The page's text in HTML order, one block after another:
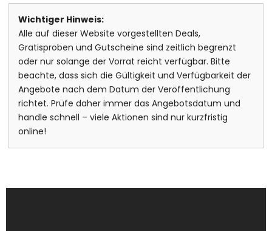
Wichtiger Hinweis:
Alle auf dieser Website vorgestellten Deals,
Gratisproben und Gutscheine sind zeitlich begrenzt
oder nur solange der Vorrat reicht verfügbar. Bitte
beachte, dass sich die Gültigkeit und Verfügbarkeit der
Angebote nach dem Datum der Veröffentlichung
richtet. Prüfe daher immer das Angebotsdatum und
handle schnell – viele Aktionen sind nur kurzfristig
online!